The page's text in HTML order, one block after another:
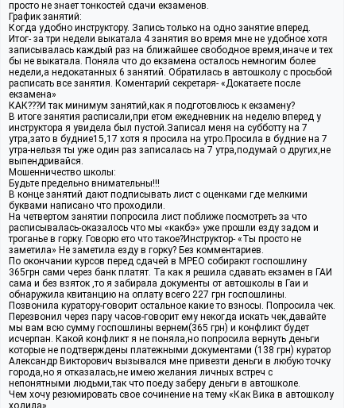
просто не знает тонкостей сдачи екзаменов.
График занятий:
Когда удобно инструктору. Запись только на одно занятие вперед.
Итог- за три недели выкатала 4 занятия во время мне не удобное хотя
записывалась каждый раз на ближайшее свободное время,иначе и тех
бы не выкатала. Поняла что до екзамена осталось немногим более
недели,а недокатанных 6 занятий. Обратилась в автошколу с просьбой
расписать все занятия. Коментарий секретаря- «Докатаете после
екзамена»
КАК???И так минимум занятий,как я подготовлюсь к екзамену?
В итоге занятия расписали,при етом ежедневник на неделю вперед у
инструктора я увидела был пустой.Записал меня на субботту на 7
утра,зато в будние15,17 хотя я просила на утро.Просила в будние на 7
утра-нельзя ты уже один раз записалась на 7 утра,подумай о других,не
выпендривайся.
Мошенничество школы:
Будьте предельно внимательны!!!
В конце занятий дают подписывать лист с оценками где мелкими
буквами написано что проходили.
На четвертом занятии попросила лист поближе посмотреть за что
расписывалась-оказалось что мы «какбэ» уже прошли езду задом и
троганье в горку. Говорю ето что такое?Инструктор- «Ты просто не
заметила» Не заметила езду в горку? Без комментариев.
По окончании курсов перед сдачей в МРЕО собирают госпошлину
365грн сами через банк платят. Та как я решила сдавать екзамен в ГАИ
сама и без взяток ,то я забирала документы от автошколы в Гаи и
обнаружила квитанцию на оплату всего 227 грн госпошлины.
Позвонила куратору-говорит остальное какие то взносы. Попросила чек.
Перезвонил через пару часов-говорит ему некогда искать чек,давайте
мы вам всю сумму госпошлины вернем(365 грн) и конфликт будет
исчерпан. Какой конфликт я не поняла,но попросила вернуть деньги
которые не подтверждены платежными документами (138 грн) куратор
Александр Викторович вызывался мне привезти деньги в любую точку
города,но я отказалась,не имею желания личных встреч с
непонятными людьми,так что поеду заберу деньги в автошколе.
Чем хочу резюмировать свое сочинение на тему «Как Вика в автошколу
ходила».